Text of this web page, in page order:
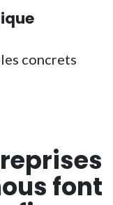
concrets
font